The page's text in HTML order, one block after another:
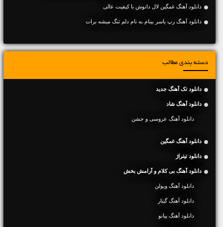
دانلود آهنگ غمگین لال دانوش با کیفیت عالی
دانلود آهنگ رپ یاسر بینام به نام دلم تنگ میشه برات
دسته بندی مطالب
دانلود تک آهنگ جدید
دانلود آهنگ شاد
دانلود آهنگ عروسی و جشن
دانلود آهنگ غمگین
دانلود تیتراژ
دانلود آهنگ بی کلام و آرامش بخش
دانلود آهنگ ویولن
دانلود آهنگ گیتار
دانلود آهنگ پیانو